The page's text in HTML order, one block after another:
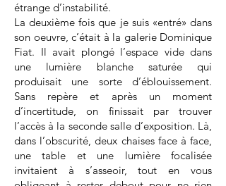
étrange d’instabilité.
La deuxième fois que je suis «entré» dans
son oeuvre, c’était à la galerie Dominique
Fiat. Il avait plongé l’espace vide dans
une lumière blanche saturée qui
produisait une sorte d’éblouissement.
Sans repère et après un moment
d’incertitude, on finissait par trouver
l’accès à la seconde salle d’exposition. Là,
dans l’obscurité, deux chaises face à face,
une table et une lumière focalisée
invitaient à s’asseoir, tout en vous